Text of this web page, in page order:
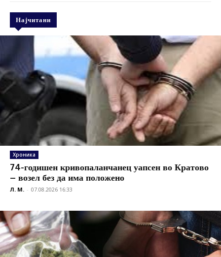
Најчитани
Хроника
74-годишен кривопаланчанец уапсен во Кратово
– возел без да има положено
Л. М. - 07.08.2026 16:33